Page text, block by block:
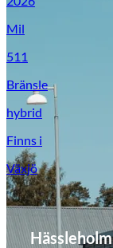
Mil
511
Bränsle
hybrid
Finns i
Växjö
Hässleholm